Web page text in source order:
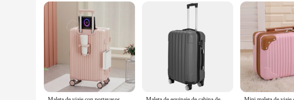
This travel case is not just a piece of luggage; it's a versatile tool that adapts to
withstand the rigors of frequent travel. The set includes multiple sizes, making it
the blend of practicality and style, designed to cater to the needs of both business and